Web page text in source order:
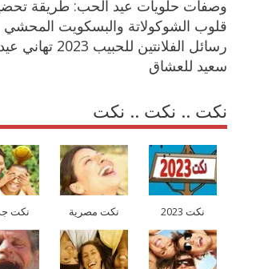
وصفات حلويات عيد الحب: طريقة
قلوب الشوكولاتة والبسكويت المحشي
رسائل الفلانتين للحبيب
سعيد للعشاق
نكت .. نكت .. نكت
نكت 2023 نكت مصرية نكت